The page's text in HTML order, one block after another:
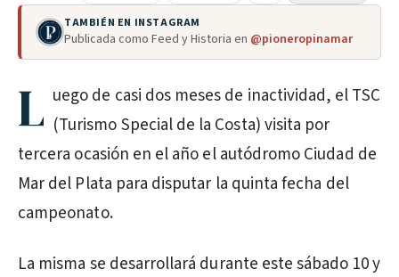
TAMBIÉN EN INSTAGRAM
Publicada como Feed y Historia en @pioneropinamar
L uego de casi dos meses de inactividad, el TSC
(Turismo Special de la Costa) visita por
tercera ocasión en el año el autódromo Ciudad de
Mar del Plata para disputar la quinta fecha del
campeonato.
La misma se desarrollará durante este sábado 10 y